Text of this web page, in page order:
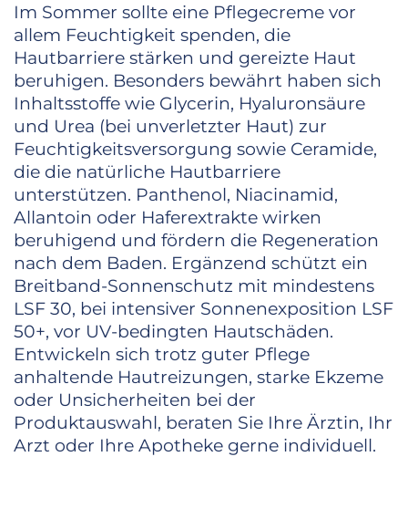
Im Sommer sollte eine Pflegecreme vor
allem Feuchtigkeit spenden, die
Hautbarriere stärken und gereizte Haut
beruhigen. Besonders bewährt haben sich
Inhaltsstoffe wie Glycerin, Hyaluronsäure
und Urea (bei unverletzter Haut) zur
Feuchtigkeitsversorgung sowie Ceramide,
die die natürliche Hautbarriere
unterstützen. Panthenol, Niacinamid,
Allantoin oder Haferextrakte wirken
beruhigend und fördern die Regeneration
nach dem Baden. Ergänzend schützt ein
Breitband-Sonnenschutz mit mindestens
LSF 30, bei intensiver Sonnenexposition LSF
50+, vor UV-bedingten Hautschäden.
Entwickeln sich trotz guter Pflege
anhaltende Hautreizungen, starke Ekzeme
oder Unsicherheiten bei der
Produktauswahl, beraten Sie Ihre Ärztin, Ihr
Arzt oder Ihre Apotheke gerne individuell.